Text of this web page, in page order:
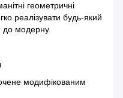
геометричні
реалізувати будь-який
до модерну.
модифікованим